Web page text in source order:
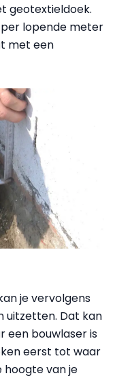
geotextieldoek.
lopende meter
met een
je vervolgens
uitzetten. Dat kan
een bouwlaser is
eerst tot waar
hoogte van je